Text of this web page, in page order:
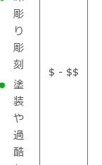
彫
り
彫
刻
塗
装
や
過
酷
$ - $$